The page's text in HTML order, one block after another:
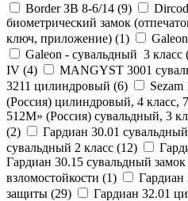
Border ЗВ 8-6/14 (9)
биометрический замок
ключ, приложение) (1)
Galeon - сувальдный 3 класс
IV (4) MANGYST 3001
3211 цилиндровый (6) Sezam
(Россия) цилиндровый, 4 класс,
512М» (Россия) сувальдный, 3
(2) Гардиан 30.01
сувальдный 2 класс (12)
Гардиан 30.15 сувальдный замок
взломостойкости (1)
Гардиан
защиты (29)
Гардиан 32.01